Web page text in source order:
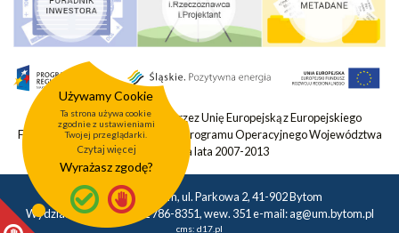
Projekt współfinansowany przez Unię Europejską z Europejskiego
Funduszu Rozwoju Regionalnego Programu Operacyjnego Województwa
Śląskiego na lata 2007-2013
Urząd Miasta Bytom, ul. Parkowa 2, 41-902 Bytom
Wydział Geodezji tel.: 32 786-8351, wew. 351 e-mail:ag@um.bytom.pl
cms: d17.pl
Używamy Cookie
Ta strona używa cookie
zgodnie z ustawieniami
Twojej przeglądarki.
Czytaj więcej
Wyrażasz zgodę?